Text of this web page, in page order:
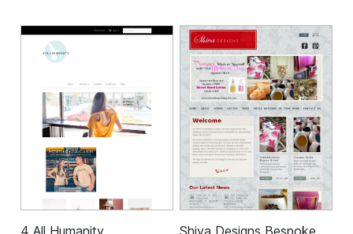
4 All Humanity Shiva Designs Bespoke